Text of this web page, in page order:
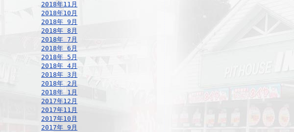
2018年11月
2018年10月
2018年 9月
2018年 8月
2018年 7月
2018年 6月
2018年 5月
2018年 4月
2018年 3月
2018年 2月
2018年 1月
2017年12月
2017年11月
2017年10月
2017年 9月